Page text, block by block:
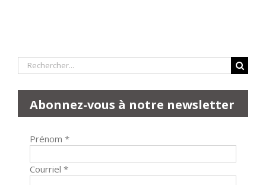
Rechercher:
Abonnez-vous à notre newsletter
Prénom *
Courriel *